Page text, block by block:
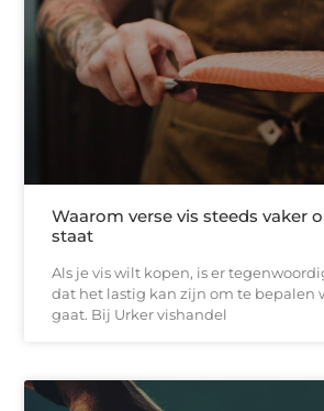
Waarom verse vis steeds vaker
staat
Als je vis wilt kopen, is er
dat het lastig kan zijn om te bepalen
gaat. Bij Urker vishandel